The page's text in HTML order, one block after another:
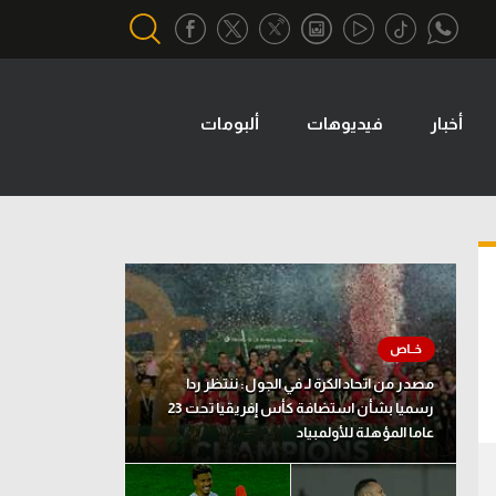
تحقيق في الجول
تقرير في الجول
تحليل في الجول
حكايات في الجول
كويز في الجول
فيديو في الجول
أخبار فيديوهات ألبومات
مصدر من اتحاد الكرة لـ في الجول: ننتظر ردا
رسميا بشأن استضافة كأس إفريقيا تحت 23
عاما المؤهلة للأولمبياد